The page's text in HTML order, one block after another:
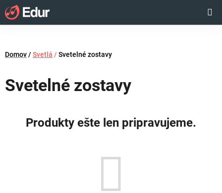
Prejsť
na
obsah
KOŠÍK
Domov/ Svetlá / Svetelné zostavy
Svetelné zostavy
Produkty ešte len pripravujeme.